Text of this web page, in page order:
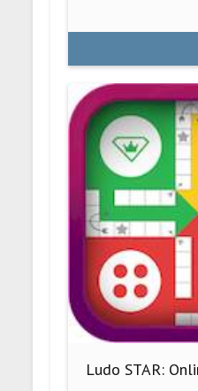
Ludo STAR: